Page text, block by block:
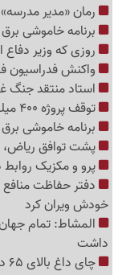
رمان «مدیر
برنامه خاموشی برق تهران فردا 17
روزی که وزیر
واکنش فدراسیون
استاد منتقد جنگ
توقف پروژه 400 میلیون دلاری ترامپ در کاخ سفید با حکم دادگاه
برنامه خاموشی برق
پشت توافق
پرو و مکزیک روابط
دفتر حفاظت منافع
خودش ویران کرد
المشاط: تمام
داشت
چای داغ بالای 65 درجه خطر سرطان مری را افزایش می‌دهد